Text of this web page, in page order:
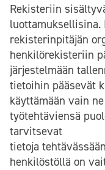
Rekisteriin
luottamuksellisina.
rekisterinpitäjän
henkilörekisteriin
järjestelmään
tietoihin pääsevät
käyttämään vain
työtehtäviensä
tarvitsevat
tietoja
henkilöstöllä on